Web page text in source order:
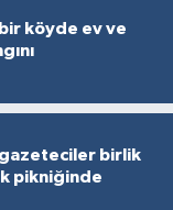
köyde ev ve
birlik
pikniğinde